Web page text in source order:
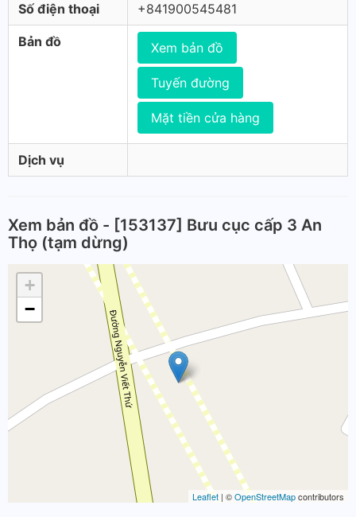
Số điện thoại +841900545481
Bản đồ Xem bản đồ
Tuyến đường
Mặt tiền cửa hàng
Dịch vụ
Xem bản đồ - [153137] Bưu cục cấp 3 An
Thọ (tạm dừng)
+
−
Leaflet | ©OpenStreetMapcontributors